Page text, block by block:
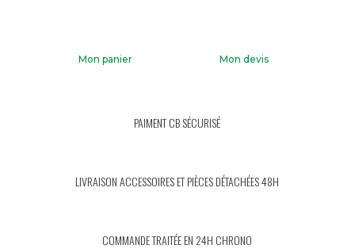
Mon panier Mon devis
PAIMENT CB SÉCURISÉ
LIVRAISON ACCESSOIRES ET PIÈCES DÉTACHÉES 48H
COMMANDE TRAITÉE EN 24H CHRONO